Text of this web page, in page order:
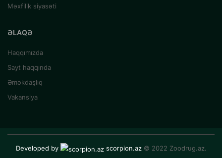
Məxfilik siyasəti
ƏLAQƏ
Haqqımızda
Sayt haqqında
Əməkdaşlıq
Vakansiya
Developed by scorpion.az © 2022 Zoodrug.az.